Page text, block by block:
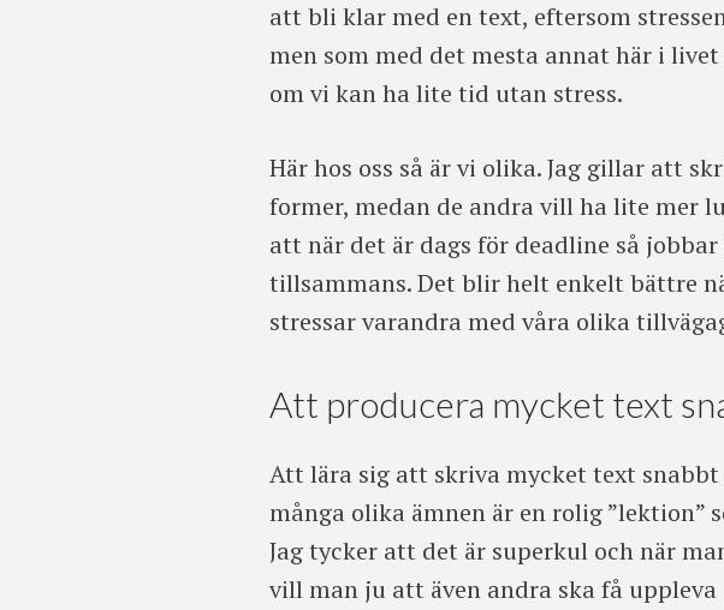
att bli klar med en text, eftersom
men som med det mesta annat här i
om vi kan ha lite tid utan stress.
Här hos oss så är vi olika. Jag gillar att
former, medan de andra vill ha lite mer
att när det är dags för deadline så
tillsammans. Det blir helt enkelt bättre
stressar varandra med våra olika
Att producera mycket text
Att lära sig att skriva mycket text
många olika ämnen är en rolig ”lektion”
Jag tycker att det är superkul och när
vill man ju att även andra ska få